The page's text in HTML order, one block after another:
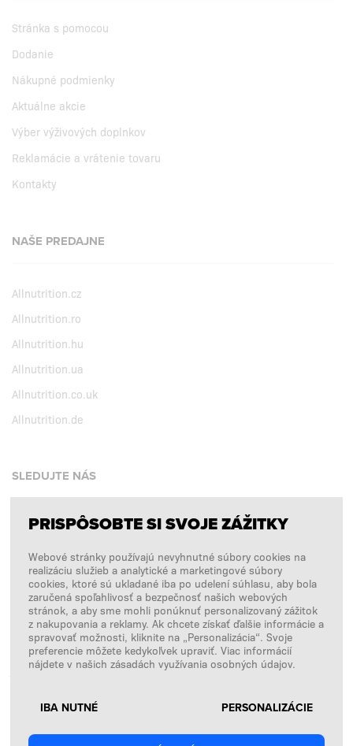
Stránka s pomocou
Dodanie
Nákupné podmienky
Aktuálne akcie
Výber výživových doplnkov
Reklamácie a vrátenie tovaru
Kontakty
NAŠE PREDAJNE
Allnutrition.cz
Allnutrition.ro
Allnutrition.hu
Allnutrition.ua
Allnutrition.co.uk
Allnutrition.de
SLEDUJTE NÁS
Facebook
Instagram
Copyright © 2026 SFD S. A.
PLATBY SPRACÚVA
PRISPÔSOBTE SI SVOJE ZÁŽITKY
Webové stránky používajú nevyhnutné súbory cookies na
realizáciu služieb a analytické a marketingové súbory
cookies, ktoré sú ukladané iba po udelení súhlasu, aby bola
zaručená spoľahlivosť a bezpečnosť našich webových
stránok, a aby sme mohli ponúknuť personalizovaný zážitok
z nakupovania a reklamy. Ak chcete získať ďalšie informácie a
spravovať možnosti, kliknite na „Personalizácia“. Svoje
preferencie môžete kedykoľvek upraviť. Viac informácií
nájdete v našich zásadách využívania osobných údajov.
IBA NUTNÉ PERSONALIZÁCIE